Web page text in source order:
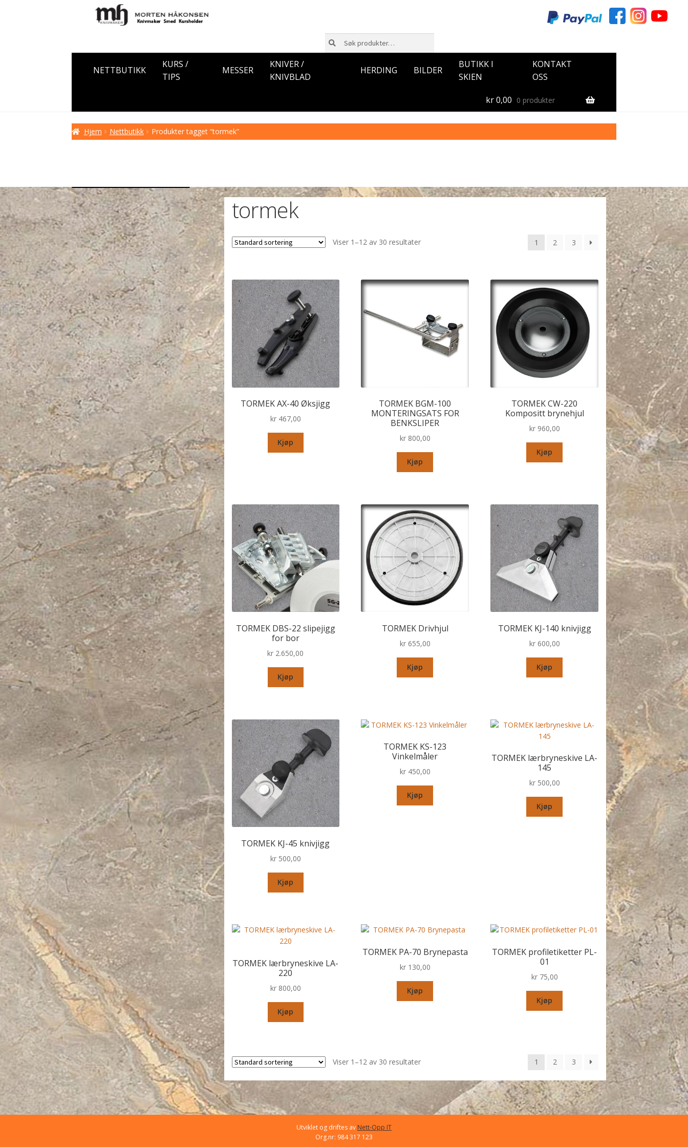
Hopp
til
Hopp
til
Søk
etter:
Søk
NETTBUTIKK
KURS /
TIPS
MESSER
KNIVER /
KNIVBLAD
HERDING BILDER
BUTIKK I
SKIEN
KONTAKT
OSS
kr0,00 0 produkter
Hjem Nettbutikk Produkter tagget “tormek”
tormek
Viser 1–12 av 30 resultater 1 2 3
TORMEK AX-40 Øksjigg
kr467,00
Kjøp
TORMEK BGM-100
MONTERINGSATS FOR
BENKSLIPER
kr800,00
Kjøp
TORMEK CW-220
Kompositt brynehjul
kr960,00
Kjøp
TORMEK DBS-22 slipejigg
for bor
kr 2.650,00
Kjøp
TORMEK Drivhjul
kr655,00
Kjøp
TORMEK KJ-140 knivjigg
kr600,00
Kjøp
TORMEK KJ-45 knivjigg
kr500,00
Kjøp
TORMEK KS-123
Vinkelmåler
kr450,00
Kjøp
TORMEK lærbryneskive LA-
145
kr500,00
Kjøp
TORMEK lærbryneskive LA-
220
kr800,00
Kjøp
TORMEK PA-70 Brynepasta
kr130,00
Kjøp
TORMEK profiletiketter PL-
01
kr75,00
Kjøp
Viser 1–12 av 30 resultater 1 2 3
Utviklet og driftes av Nett-Opp IT
Org.nr: 984 317 123